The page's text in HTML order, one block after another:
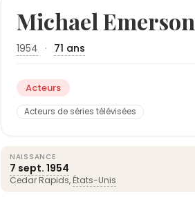
Michael Emerson
1954 · 71 ans
Acteurs
Acteurs de séries télévisées
NAISSANCE
7 sept. 1954
Cedar Rapids, États-Unis